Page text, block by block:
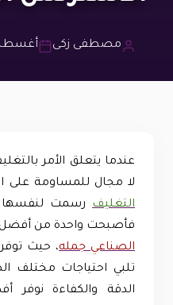
مصطفى زكى أغسطس 7,
عندما يتعلق الأمر
لا مجال للمساومة على
التغليف رسمت لنفسها
فأصبحت واحدة من
الصناعي جمله، حيث
تلبي احتياجات مختلف
الدقة والكفاءة نوفر